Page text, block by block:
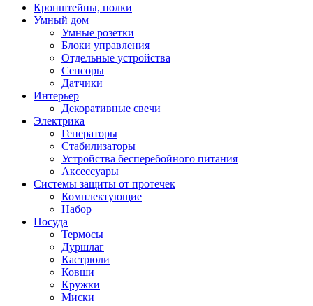
Кронштейны, полки
Умный дом
Умные розетки
Блоки управления
Отдельные устройства
Сенсоры
Датчики
Интерьер
Декоративные свечи
Электрика
Генераторы
Стабилизаторы
Устройства бесперебойного питания
Аксессуары
Системы защиты от протечек
Комплектующие
Набор
Посуда
Термосы
Дуршлаг
Кастрюли
Ковши
Кружки
Миски